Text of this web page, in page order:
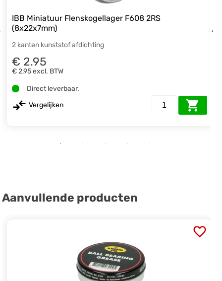
IBB Miniatuur Flenskogellager F608 2RS
(8x22x7mm)
2 kanten kunststof afdichting
€ 2.95
€ 2,95excl. BTW
Direct leverbaar.
Vergelijken
Aanvullende producten